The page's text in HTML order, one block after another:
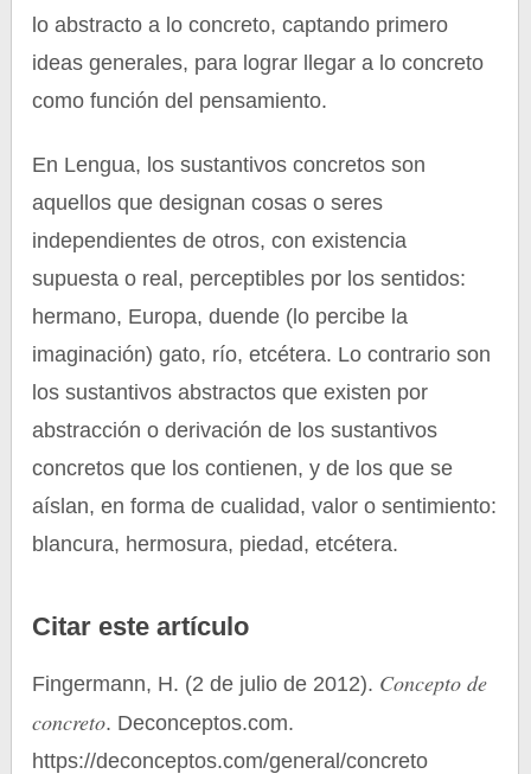
lo abstracto a lo concreto, captando primero
ideas generales, para lograr llegar a lo concreto
como función del pensamiento.
En Lengua, los sustantivos concretos son
aquellos que designan cosas o seres
independientes de otros, con existencia
supuesta o real, perceptibles por los sentidos:
hermano, Europa, duende (lo percibe la
imaginación) gato, río, etcétera. Lo contrario son
los sustantivos abstractos que existen por
abstracción o derivación de los sustantivos
concretos que los contienen, y de los que se
aíslan, en forma de cualidad, valor o sentimiento:
blancura, hermosura, piedad, etcétera.
Citar este artículo
Fingermann, H. (2 de julio de 2012). Concepto de
concreto. Deconceptos.com.
https://deconceptos.com/general/concreto